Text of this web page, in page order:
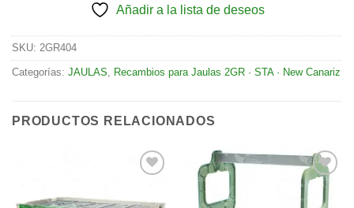
Añadir a la lista de deseos
SKU: 2GR404
Categorías: JAULAS, Recambios para Jaulas 2GR · STA · New Canariz
PRODUCTOS RELACIONADOS